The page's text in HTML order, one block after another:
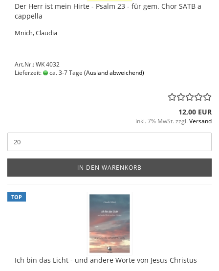
Der Herr ist mein Hirte - Psalm 23 - für gem. Chor SATB a
cappella
Mnich, Claudia
Art.Nr.: WK 4032
Lieferzeit:
ca. 3-7 Tage (Ausland abweichend)
12,00 EUR
inkl. 7% MwSt. zzgl. Versand
IN DEN WARENKORB
TOP
Ich bin das Licht - und andere Worte von Jesus Christus